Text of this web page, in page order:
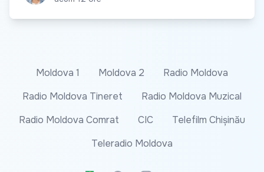
Moldova 1 Moldova 2
Radio Moldova
Radio Moldova Tineret
Radio Moldova Muzical
Radio Moldova Comrat
CIC
Telefilm Chișinău
Teleradio Moldova